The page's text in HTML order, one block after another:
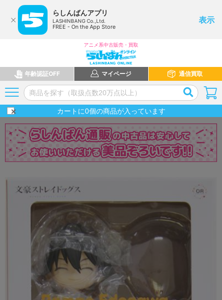
らしんばんアプリ
LASHINBANG Co.,Ltd.
FREE - On the App Store
表示
アニメ系中古販売・買取
年齢認証OFF マイページ 通信買取
カートに0個の商品が入っています